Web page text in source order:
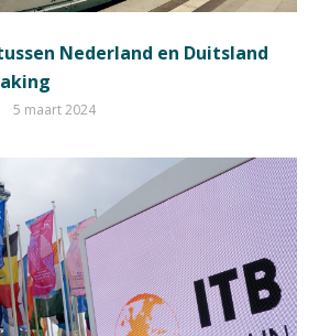
Nederland en Duitsland
5 maart 2024